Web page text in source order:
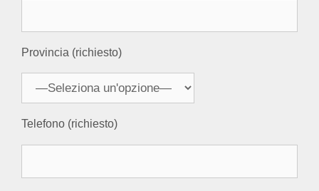
Provincia (richiesto)
Telefono (richiesto)